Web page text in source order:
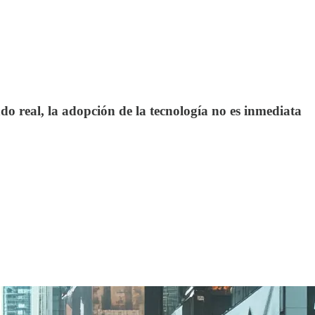
real, la adopción de la tecnología no es inmediata